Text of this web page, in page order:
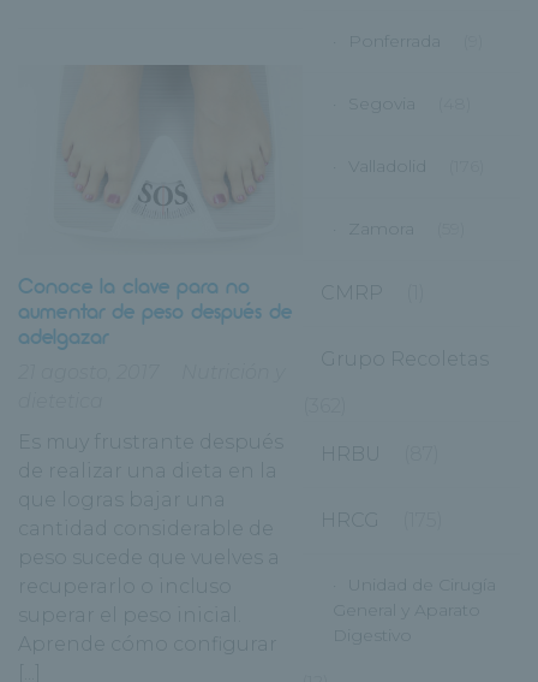
Conoce la clave para no
aumentar de peso después de
adelgazar
Es muy frustrante después
de realizar una dieta en la
que logras bajar una
cantidad considerable de
peso sucede que vuelves a
recuperarlo o incluso
superar el peso inicial.
Aprende cómo configurar
Ponferrada
Segovia
Valladolid
CMRP
Grupo Recoletas
HRBU
HRCG
Unidad de Cirugía
General y Aparato
Digestivo